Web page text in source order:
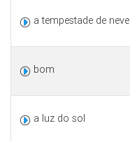
a tempestade de neve
bom
a luz do sol